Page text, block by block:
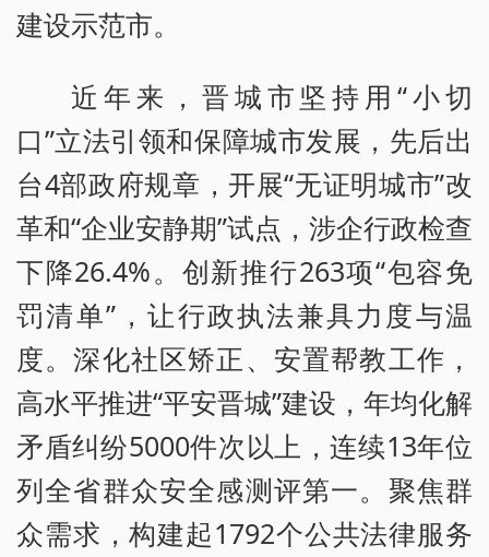
建设示范市。
近年来，晋城市坚持用“小切
口”立法引领和保障城市发展，先后出
台4部政府规章，开展“无证明城市”改
革和“企业安静期”试点，涉企行政检查
下降26.4%。创新推行263项“包容免
罚清单”，让行政执法兼具力度与温
度。深化社区矫正、安置帮教工作，
高水平推进“平安晋城”建设，年均化解
矛盾纠纷5000件次以上，连续13年位
列全省群众安全感测评第一。聚焦群
众需求，构建起1792个公共法律服务